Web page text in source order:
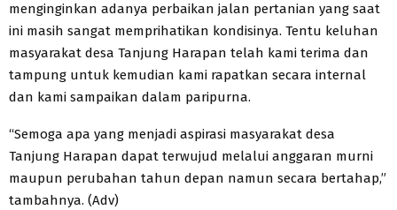
menginginkan adanya perbaikan jalan pertanian yang saat
ini masih sangat memprihatikan kondisinya. Tentu keluhan
masyarakat desa Tanjung Harapan telah kami terima dan
tampung untuk kemudian kami rapatkan secara internal
dan kami sampaikan dalam paripurna.
“Semoga apa yang menjadi aspirasi masyarakat desa
Tanjung Harapan dapat terwujud melalui anggaran murni
maupun perubahan tahun depan namun secara bertahap,”
tambahnya. (Adv)